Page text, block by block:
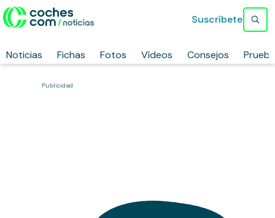
Noticias Fichas Fotos Vídeos Consejos
Suscríbete
Publicidad